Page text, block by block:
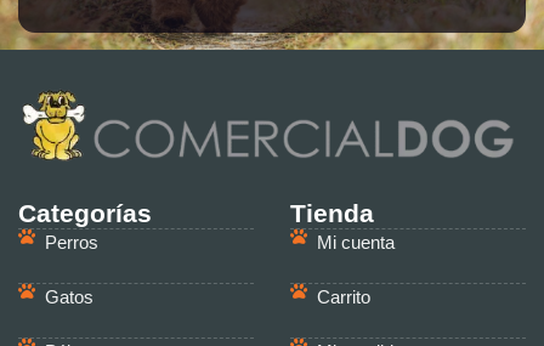
Categorías
Perros
Gatos
Tienda
Mi cuenta
Carrito